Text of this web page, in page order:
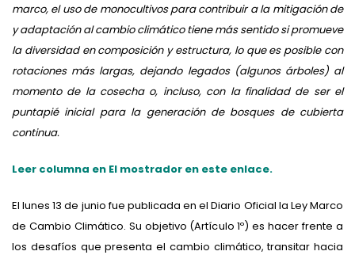
marco, el uso de monocultivos para contribuir a la mitigación de
y adaptación al cambio climático tiene más sentido si promueve
la diversidad en composición y estructura, lo que es posible con
rotaciones más largas, dejando legados (algunos árboles) al
momento de la cosecha o, incluso, con la finalidad de ser el
puntapié inicial para la generación de bosques de cubierta
continua.
Leer columna en El mostrador en este enlace.
El lunes 13 de junio fue publicada en el Diario Oficial la Ley Marco
de Cambio Climático. Su objetivo (Artículo 1º) es hacer frente a
los desafíos que presenta el cambio climático, transitar hacia